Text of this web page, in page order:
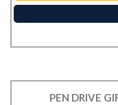
PEN DRIVE